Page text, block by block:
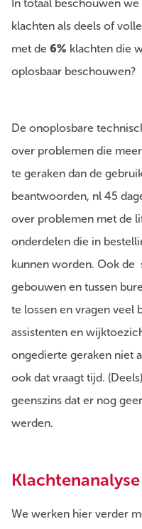
In totaal beschouwen we
klachten als deels of
met de 6% klachten die
oplosbaar beschouwen?
De onoplosbare
over problemen die
te geraken dan de
beantwoorden, nl 45
over problemen met de
onderdelen die in
kunnen worden. Ook de
gebouwen en tussen
te lossen en vragen veel
assistenten en
ongedierte geraken niet
ook dat vraagt tijd.
geenszins dat er nog
werden.
Klachtenanalyse
We werken hier verder